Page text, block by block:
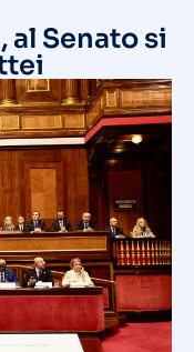
Senato si